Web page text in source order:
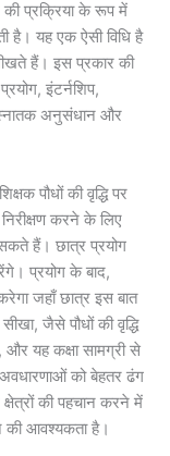
की प्रक्रिया के रूप में
है। यह एक ऐसी विधि है
हैं। इस प्रकार की
इंटर्नशिप,
अनुसंधान और
पौधों की वृद्धि पर
करने के लिए
हैं। छात्र प्रयोग
प्रयोग के बाद,
जहाँ छात्र इस बात
जैसे पौधों की वृद्धि
और यह कक्षा सामग्री से
को बेहतर ढंग
की पहचान करने में
की आवश्यकता है।